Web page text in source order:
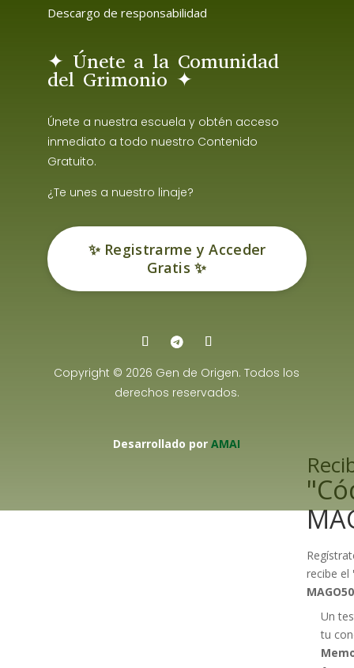
Descargo de responsabilidad
✦ Únete a la Comunidad
del Grimonio ✦
Únete a nuestra escuela y obtén acceso
inmediato a todo nuestro Contenido
Gratuito.
¿Te unes a nuestro linaje?
✨ Registrarme y Acceder
Gratis ✨
Copyright © 2026 Gen de Origen. Todos los
derechos reservados.
Desarrollado porAMAI
recibe el
Un
tu